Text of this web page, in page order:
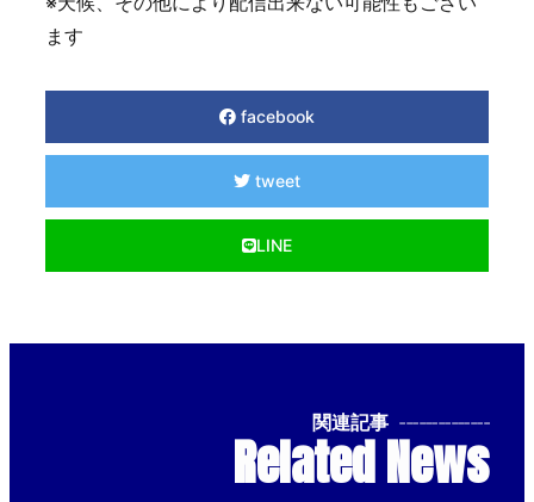
ます
facebook
tweet
LINE
関連記事 --------------
Related News